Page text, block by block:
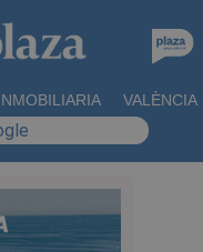
VALÈNCIA